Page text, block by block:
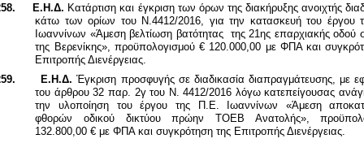
Ε.Η.Δ. Κατάρτιση και έγκριση των όρων της διακήρυξης ανοιχτής
κάτω των ορίων του Ν.4412/2016, για την κατασκευή του έργου
Ιωαννίνων «Άμεση βελτίωση βατότητας της 21ης επαρχιακής οδού
της Βερενίκης», προϋπολογισμού € 120.000,00 με ΦΠΑ και
Επιτροπής Διενέργειας.
Ε.Η.Δ.Έγκριση προσφυγής σε διαδικασία διαπραγμάτευσης, με
του άρθρου 32 παρ. 2γ του Ν. 4412/2016 λόγω κατεπείγουσας
την υλοποίηση του έργου της Π.Ε. Ιωαννίνων «Άμεση
φθορών οδικού δικτύου πρώην ΤΟΕΒ Ανατολής»,
132.800,00 € με ΦΠΑ και συγκρότηση της Επιτροπής Διενέργειας.